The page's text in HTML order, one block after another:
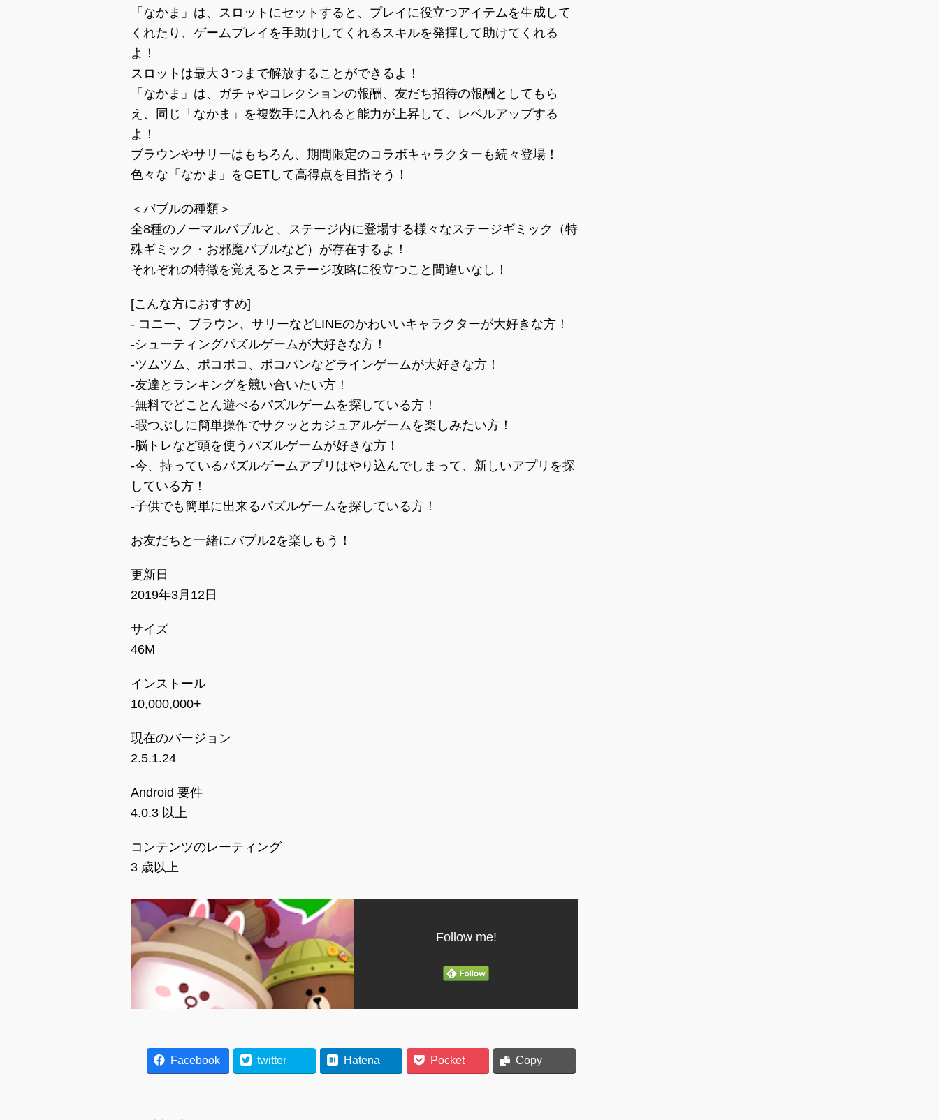
「なかま」は、スロットにセットすると、プレイに役立つアイテムを生成して
くれたり、ゲームプレイを手助けしてくれるスキルを発揮して助けてくれる
よ！
スロットは最大３つまで解放することができるよ！
「なかま」は、ガチャやコレクションの報酬、友だち招待の報酬としてもら
え、同じ「なかま」を複数手に入れると能力が上昇して、レベルアップする
よ！
ブラウンやサリーはもちろん、期間限定のコラボキャラクターも続々登場！
色々な「なかま」をGETして高得点を目指そう！
＜バブルの種類＞
全8種のノーマルバブルと、ステージ内に登場する様々なステージギミック（特
殊ギミック・お邪魔バブルなど）が存在するよ！
それぞれの特徴を覚えるとステージ攻略に役立つこと間違いなし！
[こんな方におすすめ]
- コニー、ブラウン、サリーなどLINEのかわいいキャラクターが大好きな方！
-シューティングパズルゲームが大好きな方！
-ツムツム、ポコポコ、ポコパンなどラインゲームが大好きな方！
-友達とランキングを競い合いたい方！
-無料でどことん遊べるパズルゲームを探している方！
-暇つぶしに簡単操作でサクッとカジュアルゲームを楽しみたい方！
-脳トレなど頭を使うパズルゲームが好きな方！
-今、持っているパズルゲームアプリはやり込んでしまって、新しいアプリを探
している方！
-子供でも簡単に出来るパズルゲームを探している方！
お友だちと一緒にバブル2を楽しもう！
更新日
2019年3月12日
サイズ
46M
インストール
10,000,000+
現在のバージョン
2.5.1.24
Android 要件
4.0.3 以上
コンテンツのレーティング
3 歳以上
Follow me!
Facebook twitter Hatena Pocket Copy